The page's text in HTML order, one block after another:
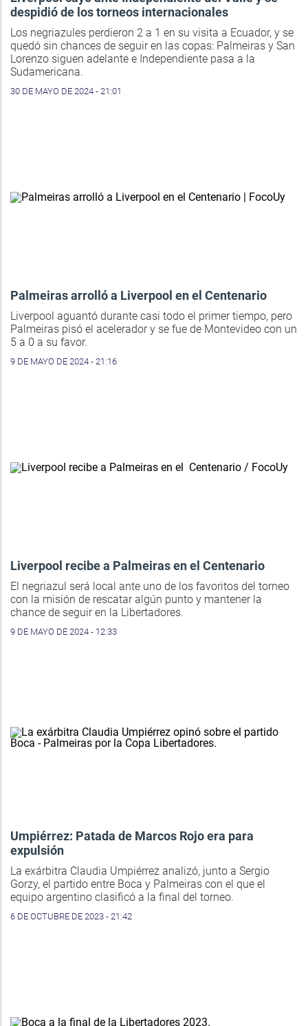
despidió de los torneos internacionales
Los negriazules perdieron 2 a 1 en su visita a Ecuador, y se
quedó sin chances de seguir en las copas: Palmeiras y San
Lorenzo siguen adelante e Independiente pasa a la
Sudamericana.
30 DE MAYO DE 2024 - 21:01
Palmeiras arrolló a Liverpool en el Centenario
Liverpool aguantó durante casi todo el primer tiempo, pero
Palmeiras pisó el acelerador y se fue de Montevideo con un
5 a 0 a su favor.
9 DE MAYO DE 2024 - 21:16
Liverpool recibe a Palmeiras en el Centenario
El negriazul será local ante uno de los favoritos del torneo
con la misión de rescatar algún punto y mantener la
chance de seguir en la Libertadores.
9 DE MAYO DE 2024 - 12:33
Umpiérrez: Patada de Marcos Rojo era para
expulsión
La exárbitra Claudia Umpiérrez analizó, junto a Sergio
Gorzy, el partido entre Boca y Palmeiras con el que el
equipo argentino clasificó a la final del torneo.
6 DE OCTUBRE DE 2023 - 21:42